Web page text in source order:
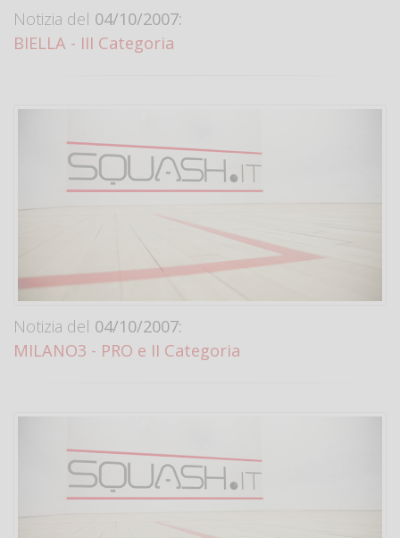
Notizia del 04/10/2007:
BIELLA - III Categoria
Notizia del 04/10/2007:
MILANO3 - PRO e II Categoria